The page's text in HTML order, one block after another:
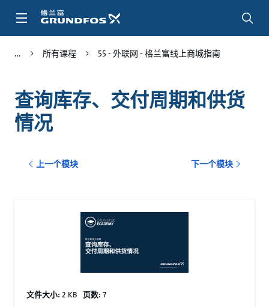
所有课程 55 - 外联网 - 格兰富线上商城指南
查询库存、交付周期和供货
情况
上一个模块 下一个模块
文件大小: 2 KB 页数: 7